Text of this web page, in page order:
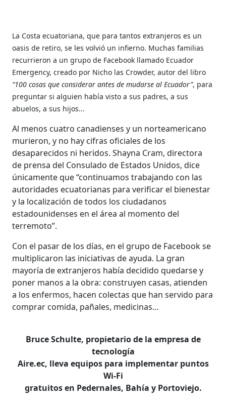
La Costa ecuatoriana, que para tantos extranjeros es un
oasis de retiro, se les volvió un infierno. Muchas familias
recurrieron a un grupo de Facebook llamado Ecuador
Emergency, creado por Nicho las Crowder, autor del libro
“100 cosas que considerar antes de mudarse al Ecuador”, para
preguntar si alguien había visto a sus padres, a sus
abuelos, a sus hijos...
Al menos cuatro canadienses y un norteamericano
murieron, y no hay cifras oficiales de los
desaparecidos ni heridos. Shayna Cram, directora
de prensa del Consulado de Estados Unidos, dice
únicamente que “continuamos trabajando con las
autoridades ecuatorianas para verificar el bienestar
y la localización de todos los ciudadanos
estadounidenses en el área al momento del
terremoto”.
Con el pasar de los días, en el grupo de Facebook se
multiplicaron las iniciativas de ayuda. La gran
mayoría de extranjeros había decidido quedarse y
poner manos a la obra: construyen casas, atienden
a los enfermos, hacen colectas que han servido para
comprar comida, pañales, medicinas…
Bruce Schulte, propietario de la empresa de
tecnología
Aire.ec, lleva equipos para implementar puntos
Wi-Fi
gratuitos en Pedernales, Bahía y Portoviejo.